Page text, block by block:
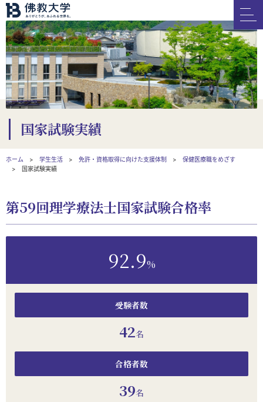
国家試験実績
ホーム 学生生活 免許・資格取得に向けた支援体制
保健医療職をめざす
国家試験実績
第59回理学療法士国家試験合格率
92.9%
受験者数
42名
合格者数
39名